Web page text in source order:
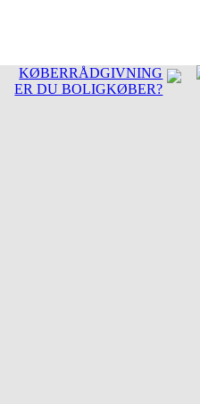
KØBERRÅDGIVNING
ER DU BOLIGKØBER?